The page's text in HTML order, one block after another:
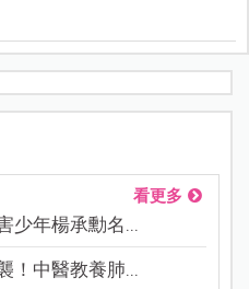
看更多
少年楊承勳名...
！中醫教養肺...